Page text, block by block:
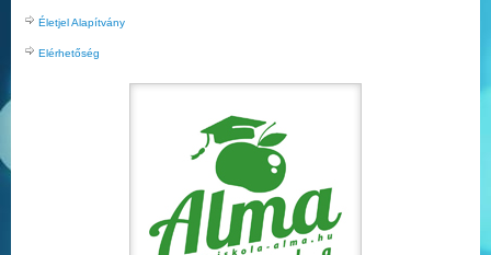
Életjel Alapítvány
Elérhetőség